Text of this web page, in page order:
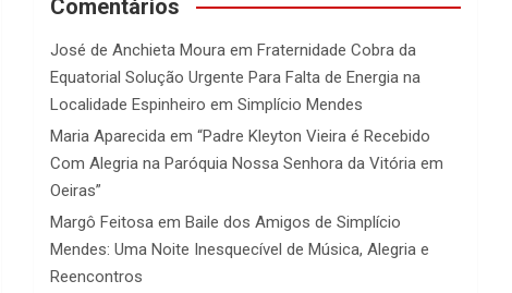
Comentários
José de Anchieta Moura emFraternidade Cobra da
Equatorial Solução Urgente Para Falta de Energia na
Localidade Espinheiro em Simplício Mendes
Maria Aparecida em“Padre Kleyton Vieira é Recebido
Com Alegria na Paróquia Nossa Senhora da Vitória em
Oeiras”
Margô Feitosa emBaile dos Amigos de Simplício
Mendes: Uma Noite Inesquecível de Música, Alegria e
Reencontros